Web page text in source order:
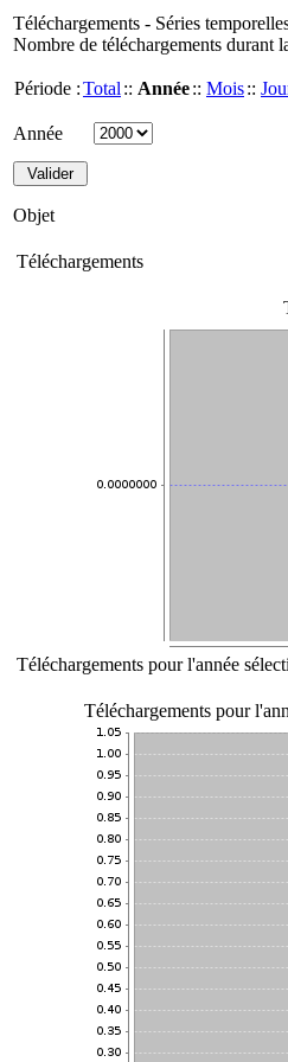
Téléchargements - Séries
Nombre de téléchargements durant
Période :Total :: Année:: Mois::
Année
Objet
Téléchargements
Téléchargements pour l'année
Téléchargements pour